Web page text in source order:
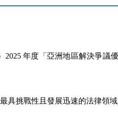
年度「亞洲地區解決爭議優
具挑戰性且發展迅速的法律領域